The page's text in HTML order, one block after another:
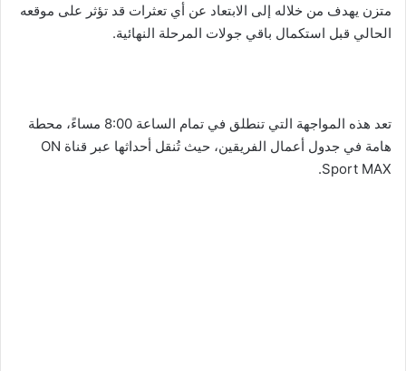
متزن يهدف من خلاله إلى الابتعاد عن أي تعثرات قد تؤثر على موقعه
الحالي قبل استكمال باقي جولات المرحلة النهائية.
تعد هذه المواجهة التي تنطلق في تمام الساعة 8:00 مساءً، محطة
هامة في جدول أعمال الفريقين، حيث تُنقل أحداثها عبر قناة ON
Sport MAX.